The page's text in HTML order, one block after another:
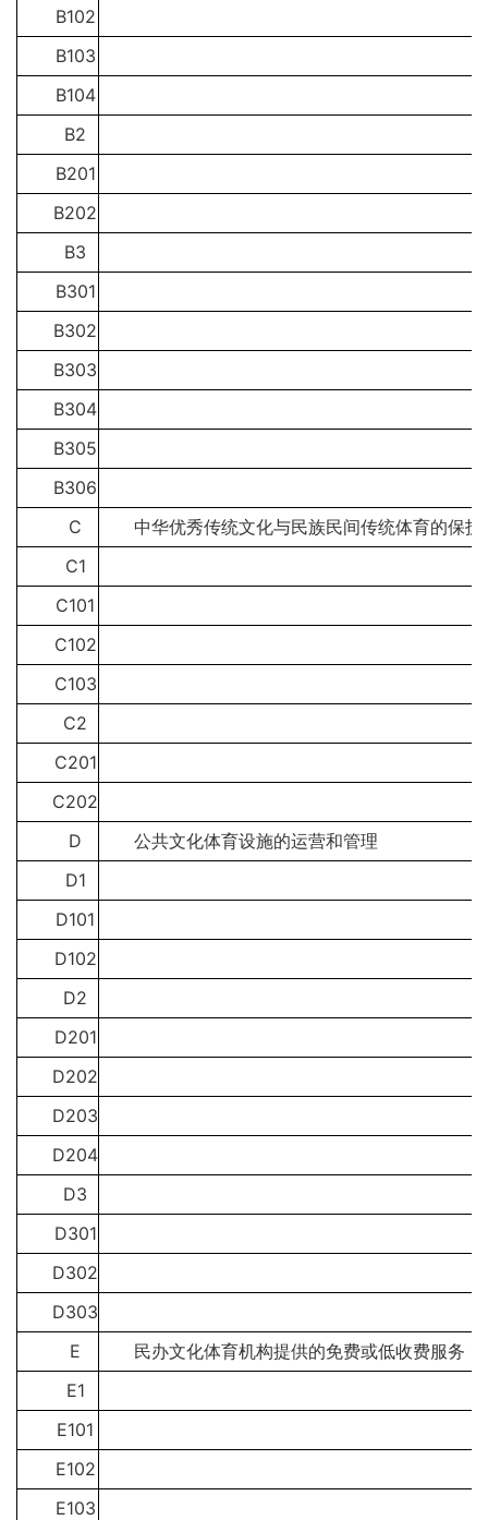
B102
B103
B104
B2
B201
B202
B3
B301
B302
B303
B304
B305
B306
C
中华优秀传统文化与民族民间传统体育的保
C1
C101
C102
C103
C2
C201
C202
D
公共文化体育设施的运营和管理
D1
D101
D102
D2
D201
D202
D203
D204
D3
D301
D302
D303
E
民办文化体育机构提供的免费或低收费服务
E1
E101
E102
E103